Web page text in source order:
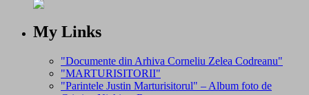
My Links
"Documente din Arhiva Corneliu Zelea Codreanu"
"MARTURISITORII"
"Parintele Justin Marturisitorul" – Album foto de